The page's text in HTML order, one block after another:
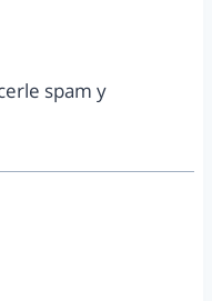
spam y